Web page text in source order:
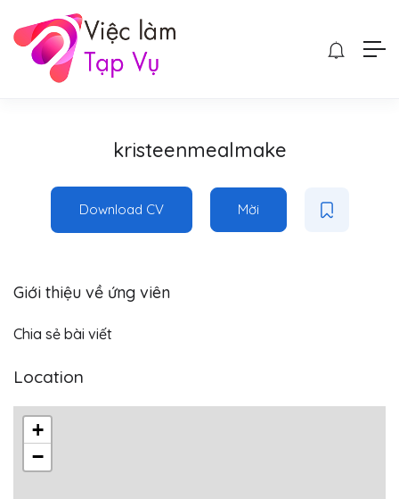
kristeenmealmake
Download CV Mời
Giới thiệu về ứng viên
Chia sẻ bài viết
Location
+
−